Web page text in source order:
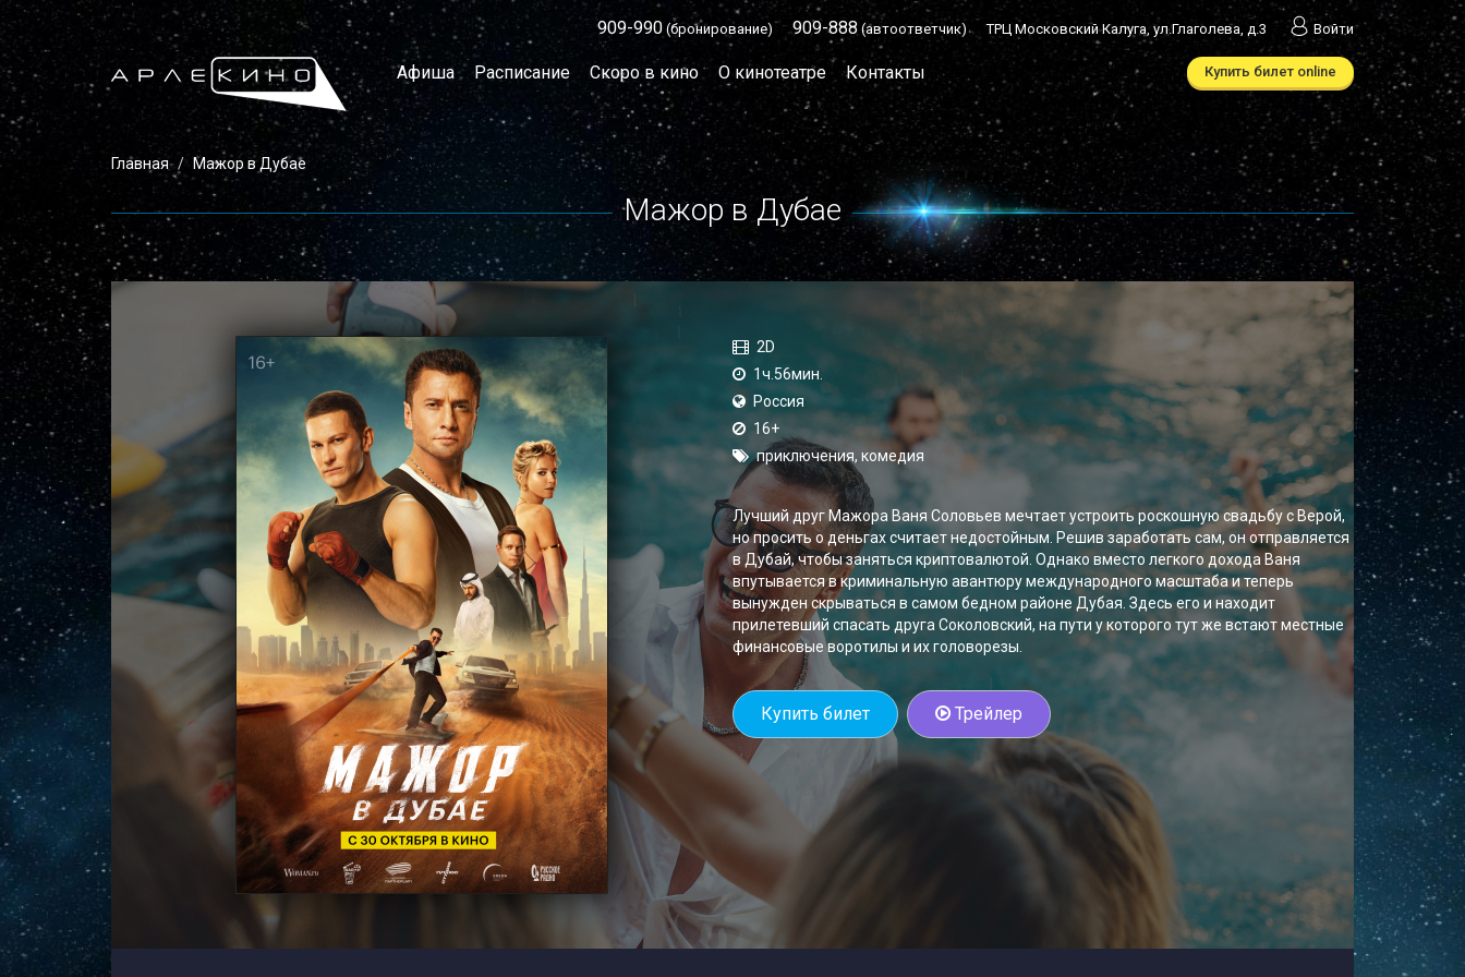
909-990 (бронирование) 909-888 (автоответчик) ТРЦ Московский Калуга, ул.Глаголева, д.3 Войти
Афиша Расписание Скоро в кино О кинотеатре Контакты Купить билет online
Главная Мажор в Дубае
Мажор в Дубае
2D
1ч.56мин.
Россия
16+
приключения, комедия
Лучший друг Мажора Ваня Соловьев мечтает устроить роскошную свадьбу с Верой,
но просить о деньгах считает недостойным. Решив заработать сам, он отправляется
в Дубай, чтобы заняться криптовалютой. Однако вместо легкого дохода Ваня
впутывается в криминальную авантюру международного масштаба и теперь
вынужден скрываться в самом бедном районе Дубая. Здесь его и находит
прилетевший спасать друга Соколовский, на пути у которого тут же встают местные
финансовые воротилы и их головорезы.
Купить билет Трейлер